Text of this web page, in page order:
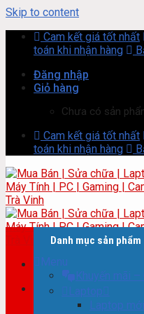
Skip to content
Cam kết giá tốt nhất
toán khi nhận hàng
Đăng nhập
Giỏ hàng
Chưa có sản
Cam kết giá tốt nhất
toán khi nhận hàng
Tìm kiếm:
Danh mục sản phẩm